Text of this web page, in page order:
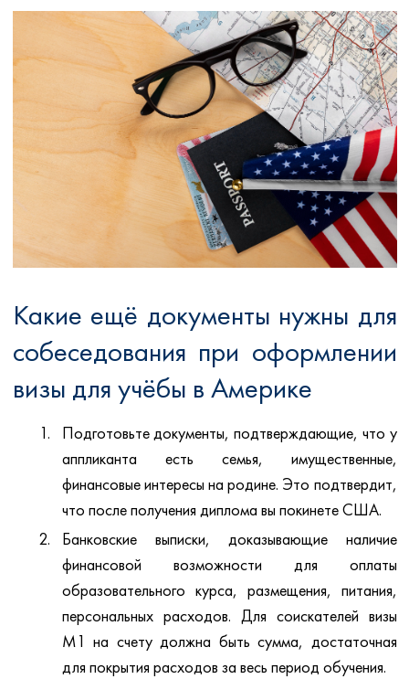
Какие ещё документы нужны для
собеседования при оформлении
визы для учёбы в Америке
Подготовьте документы, подтверждающие, что у
аппликанта есть семья, имущественные,
финансовые интересы на родине. Это подтвердит,
что после получения диплома вы покинете США.
Банковские выписки, доказывающие наличие
финансовой возможности для оплаты
образовательного курса, размещения, питания,
персональных расходов. Для соискателей визы
M1 на счету должна быть сумма, достаточная
для покрытия расходов за весь период обучения.